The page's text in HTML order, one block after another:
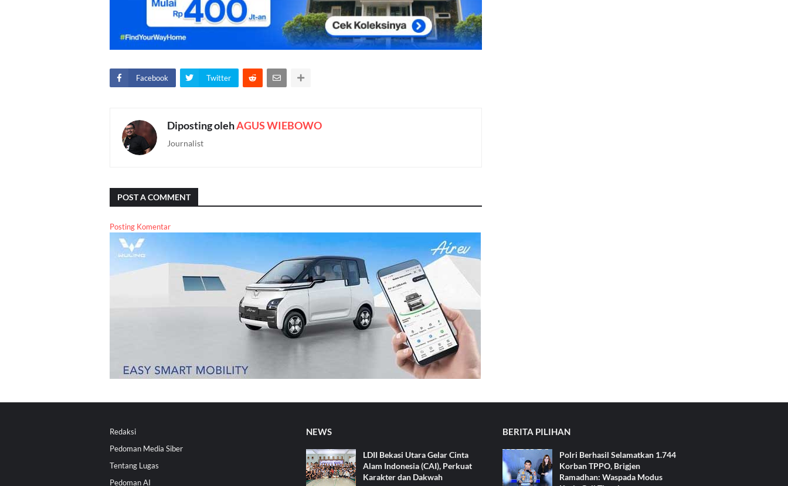
Facebook Twitter
Diposting olehAGUS WIEBOWO
Journalist
POST A COMMENT
Posting Komentar
Redaksi
Pedoman Media Siber
Tentang Lugas
Pedoman AI
NEWS
LDII Bekasi Utara Gelar Cinta
Alam Indonesia (CAI), Perkuat
Karakter dan Dakwah
BERITA PILIHAN
Polri Berhasil Selamatkan 1.744
Korban TPPO, Brigjen
Ramadhan: Waspada Modus